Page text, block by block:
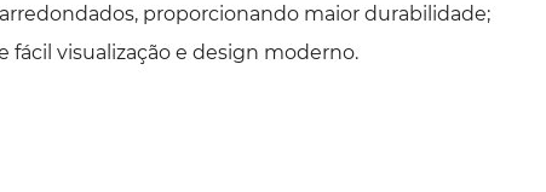
proporcionando maior durabilidade;
visualização e design moderno.